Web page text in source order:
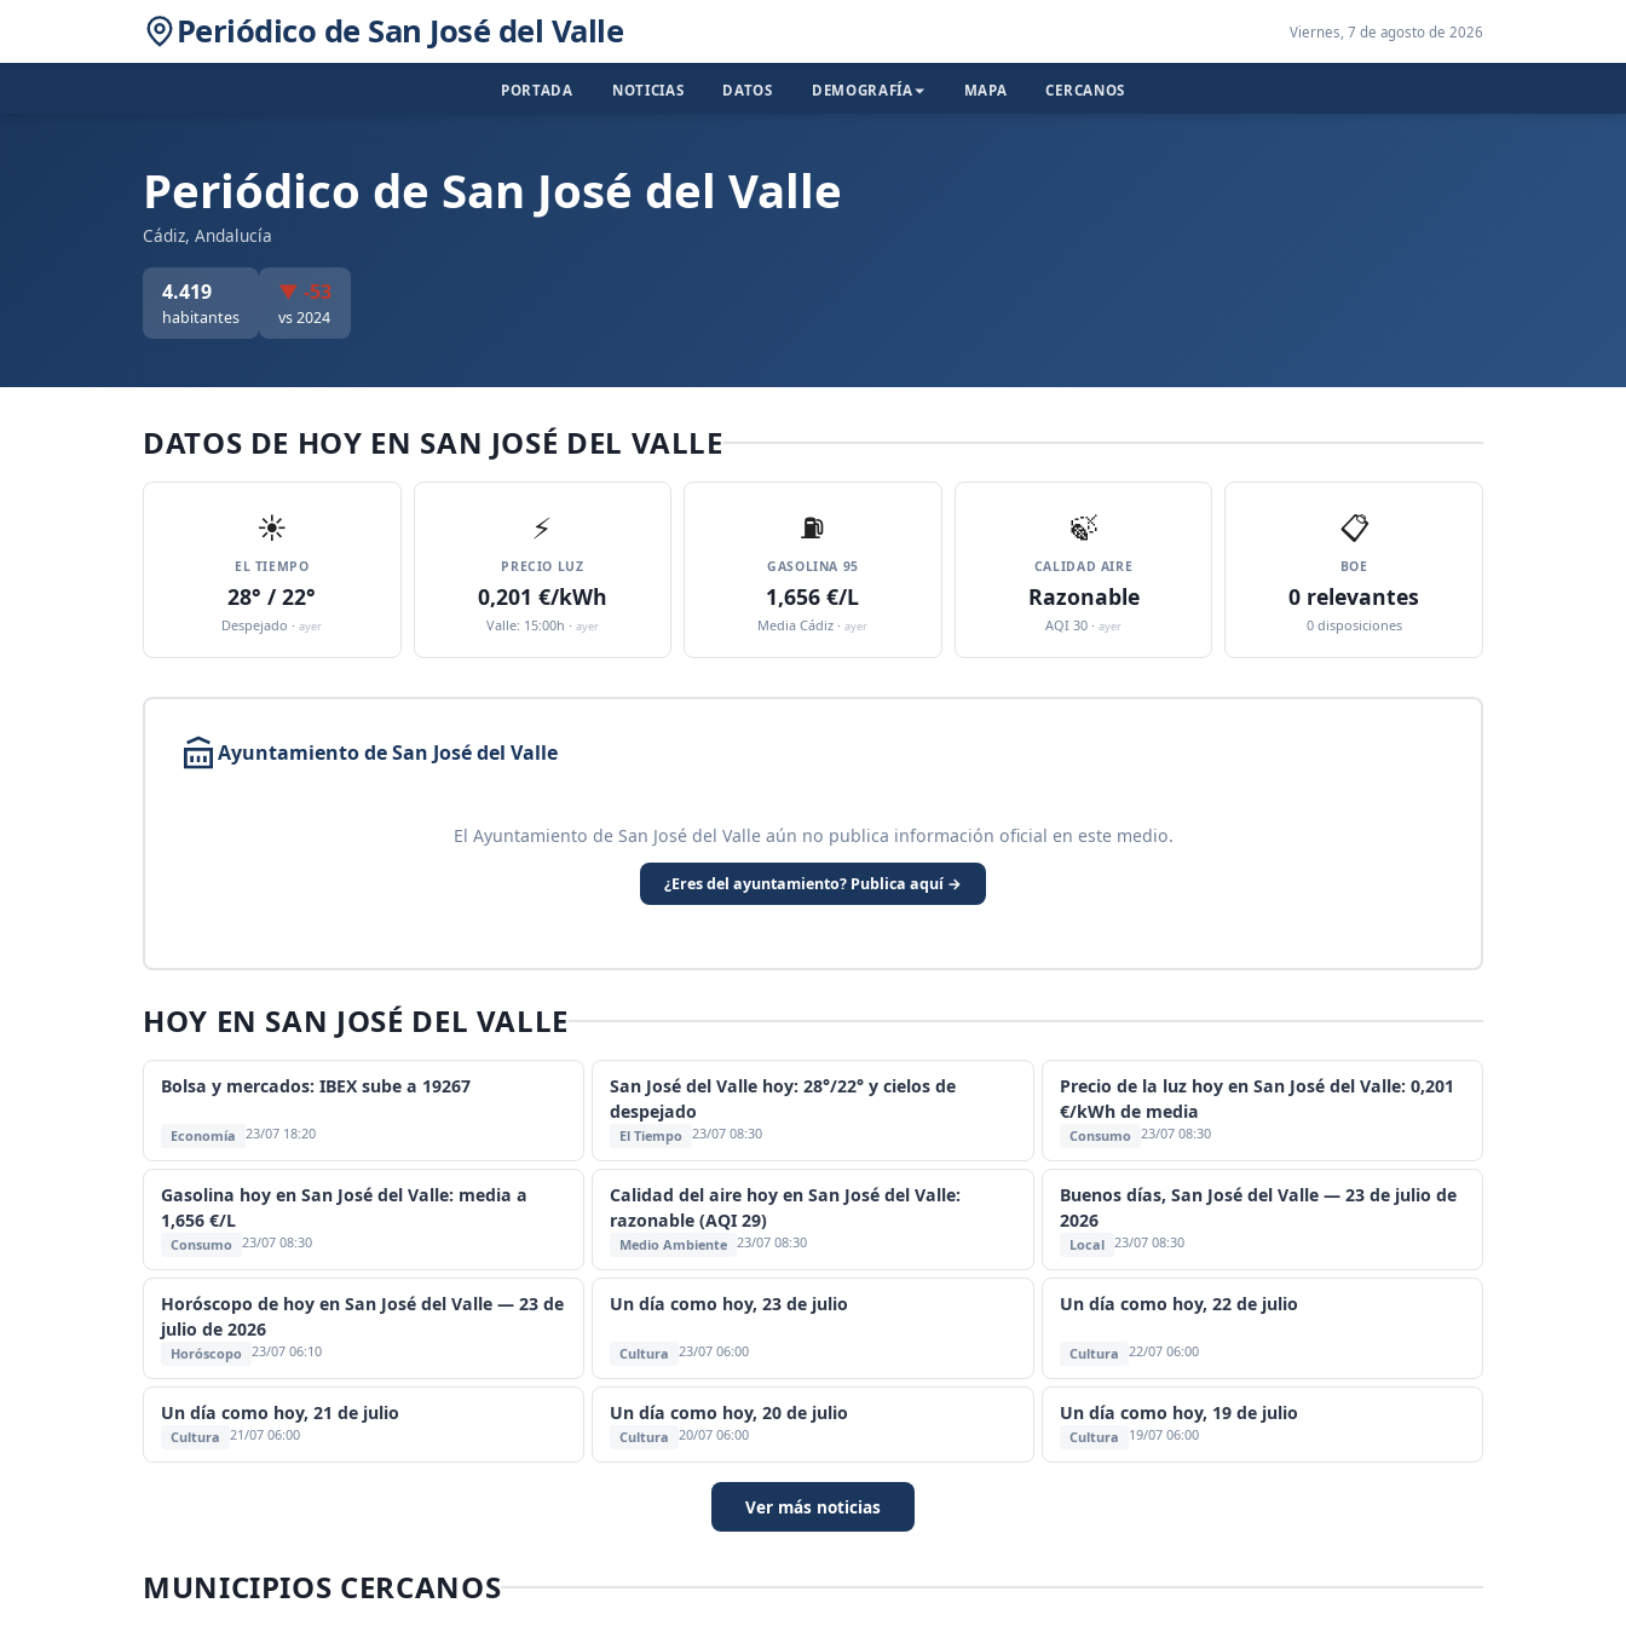
Periódico de San José del Valle Viernes, 7 de agosto de 2026
PORTADA NOTICIAS DATOS DEMOGRAFÍA MAPA CERCANOS
Periódico de San José del Valle
Cádiz, Andalucía
4.419
habitantes
▼ -53
vs 2024
DATOS DE HOY EN SAN JOSÉ DEL VALLE
☀️
EL TIEMPO
28° / 22°
Despejado ·ayer
⚡
PRECIO LUZ
0,201 €/kWh
Valle: 15:00h · ayer
⛽️
GASOLINA 95
1,656 €/L
Media Cádiz ·ayer
🍃
CALIDAD AIRE
Razonable
AQI 30 ·ayer
📋
BOE
0 relevantes
0 disposiciones
Ayuntamiento de San José del Valle
El Ayuntamiento de San José del Valle aún no publica información oficial en este medio.
¿Eres del ayuntamiento? Publica aquí →
HOY EN SAN JOSÉ DEL VALLE
Bolsa y mercados: IBEX sube a 19267
Economía 23/07 18:20
San José del Valle hoy: 28°/22° y cielos de
despejado
El Tiempo 23/07 08:30
Precio de la luz hoy en San José del Valle: 0,201
€/kWh de media
Consumo 23/07 08:30
Gasolina hoy en San José del Valle: media a
1,656 €/L
Consumo 23/07 08:30
Calidad del aire hoy en San José del Valle:
razonable (AQI 29)
Medio Ambiente 23/07 08:30
Buenos días, San José del Valle — 23 de julio de
2026
Local 23/07 08:30
Horóscopo de hoy en San José del Valle — 23 de
julio de 2026
Horóscopo 23/07 06:10
Un día como hoy, 23 de julio
Cultura 23/07 06:00
Un día como hoy, 22 de julio
Cultura 22/07 06:00
Un día como hoy, 21 de julio
Cultura 21/07 06:00
Un día como hoy, 20 de julio
Cultura 20/07 06:00
Un día como hoy, 19 de julio
Cultura 19/07 06:00
Ver más noticias
MUNICIPIOS CERCANOS